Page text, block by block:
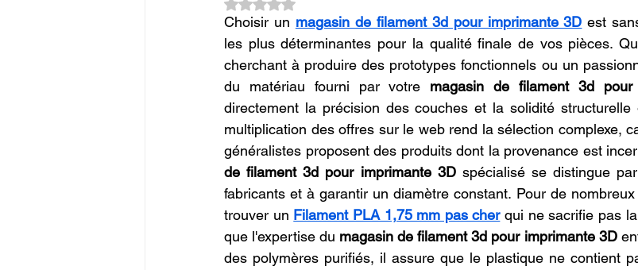
Commerce en Franchise concession LV3D Franchise LV3D
CREALITY SPARKX i7 Color Combo Bambu Lab X2D SNAPMAKER
Choisir un magasin de filament 3d pour imprimante 3D est
les plus déterminantes pour la qualité finale de vos pièces.
cherchant à produire des prototypes fonctionnels ou un
du matériau fourni par votre magasin de filament 3d pour
directement la précision des couches et la solidité
multiplication des offres sur le web rend la sélection complexe,
généralistes proposent des produits dont la provenance est
de filament 3d pour imprimante 3D spécialisé se distingue
fabricants et à garantir un diamètre constant. Pour de
trouver un Filament PLA 1,75 mm pas cher qui ne sacrifie pas
que l'expertise du magasin de filament 3d pour imprimante 3D
des polymères purifiés, il assure que le plastique ne contient